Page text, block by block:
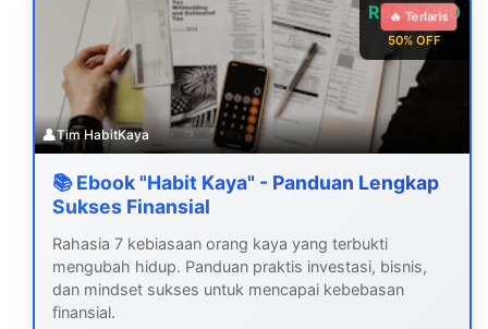
Rp 99.000
50% OFF
🔥 Terlaris
👤Tim HabitKaya
📚 Ebook "Habit Kaya" - Panduan Lengkap
Sukses Finansial
Rahasia 7 kebiasaan orang kaya yang terbukti
mengubah hidup. Panduan praktis investasi, bisnis,
dan mindset sukses untuk mencapai kebebasan
finansial.